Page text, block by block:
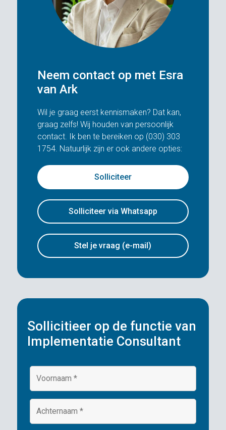
Neem contact op met Esra
van Ark
Wil je graag eerst kennismaken? Dat kan,
graag zelfs! Wij houden van persoonlijk
contact. Ik ben te bereiken op (030) 303
1754. Natuurlijk zijn er ook andere opties:
Solliciteer
Solliciteer via Whatsapp
Stel je vraag (e-mail)
Sollicitieer op de functie van
Implementatie Consultant